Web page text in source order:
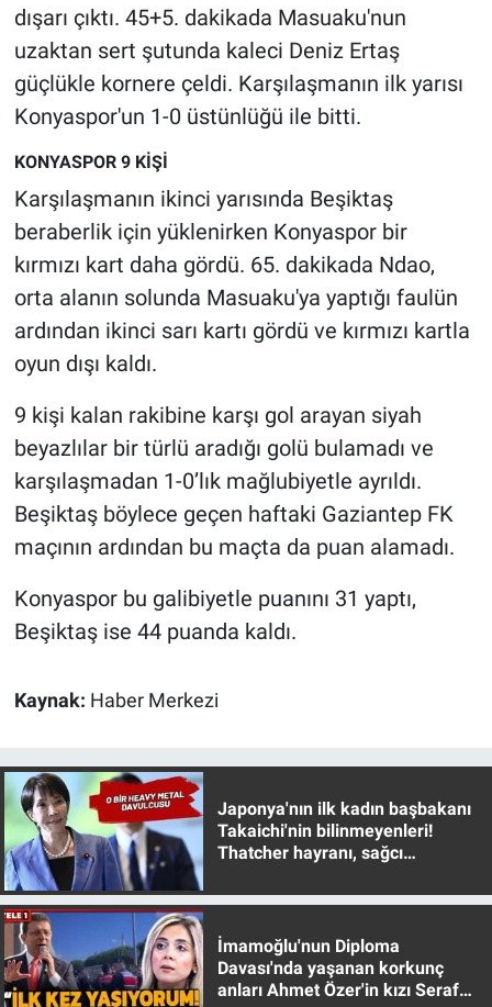
dışarı çıktı. 45+5. dakikada Masuaku'nun
uzaktan sert şutunda kaleci Deniz Ertaş
güçlükle kornere çeldi. Karşılaşmanın ilk yarısı
Konyaspor'un 1-0 üstünlüğü ile bitti.
KONYASPOR 9 KİŞİ
Karşılaşmanın ikinci yarısında Beşiktaş
beraberlik için yüklenirken Konyaspor bir
kırmızı kart daha gördü. 65. dakikada Ndao,
orta alanın solunda Masuaku'ya yaptığı faulün
ardından ikinci sarı kartı gördü ve kırmızı kartla
oyun dışı kaldı.
9 kişi kalan rakibine karşı gol arayan siyah
beyazlılar bir türlü aradığı golü bulamadı ve
karşılaşmadan 1-0’lık mağlubiyetle ayrıldı.
Beşiktaş böylece geçen haftaki Gaziantep FK
maçının ardından bu maçta da puan alamadı.
Konyaspor bu galibiyetle puanını 31 yaptı,
Beşiktaş ise 44 puanda kaldı.
Kaynak: Haber Merkezi
Japonya'nın ilk kadın başbakanı
Takaichi'nin bilinmeyenleri!
Thatcher hayranı, sağcı
İmamoğlu'nun Diploma
Davası'nda yaşanan korkunç
anları Ahmet Özer'in kızı Seraf
Nedir
Popüler
Sağlık
Spor
Teknoloji
Türkiye'nin Geleceği
Türkiye'nin Gündemi
Yerel Gündem
Yerel Yaşam
Canlı Yayın